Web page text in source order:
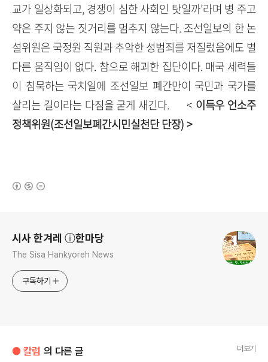
교가 일상화되고, 경쟁이 심한 사회인 탓일까’라며 병 주고
약은 주지 않는 짓거리를 멈추지 않는다. 조선일보의 한 논
설위원은 국정원 직원과 추악한 성범죄를 저질렀음에도 별
다른 움직임이 없다. 참으로 해괴한 집단이다. 매국 세력들
이 침묵하는 국치일에 조선일보 폐간만이 국민과 국가를
살리는 길이라는 다짐을 굳게 새긴다. < 이득우 언소주
정책위원(조선일보폐간시민실천단 단장) >
시사 한겨레 ⓘ한마당
The Sisa Hankyoreh News
구독하기
● 칼럼 의 다른 글 더보기